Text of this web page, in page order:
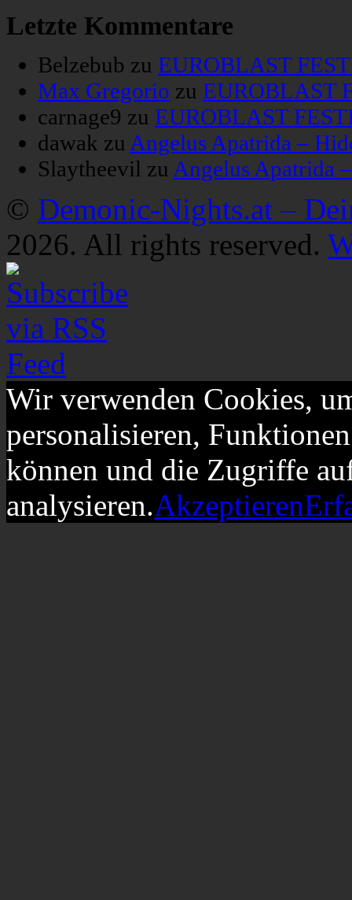
Letzte Kommentare
Belzebub zu EUROBLAST
Max Gregorio zu EUROBLAST
carnage9 zu EUROBLAST
dawak zu Angelus Apatrida –
Slaytheevil zu Angelus Apatrida
© Demonic-Nights.at –
2026. All rights reserved.
Wir verwenden Cookies,
personalisieren,
können und die Zugriffe
analysieren.Akzeptieren